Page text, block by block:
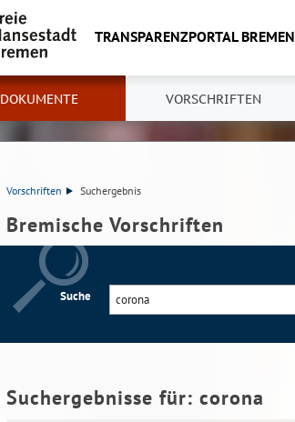
TRANSPARENZPORTAL BREMEN
DOKUMENTE VORSCHRIFTEN
Vorschriften Suchergebnis
Bremische Vorschriften
Suche
Suchergebnisse für: corona